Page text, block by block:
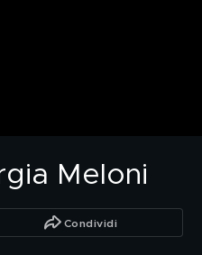
Meloni
Condividi